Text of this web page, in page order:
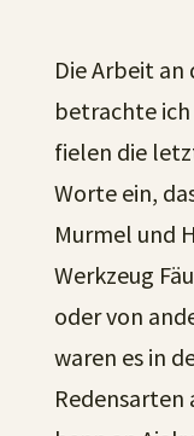
Die Arbeit an
betrachte ich
fielen die
Worte ein,
Murmel und
Werkzeug
oder von
waren es in
Redensarten